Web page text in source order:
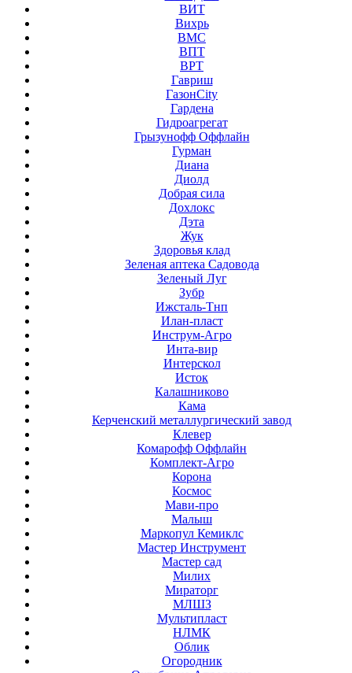
ВИТ
Вихрь
ВМС
ВПТ
ВРТ
Гавриш
ГазонCity
Гардена
Гидроагрегат
Грызунофф Оффлайн
Гурман
Диана
Диолд
Добрая сила
Дохлокс
Дэта
Жук
Здоровья клад
Зеленая аптека Садовода
Зеленый Луг
Зубр
Ижсталь-Тнп
Илан-пласт
Инструм-Агро
Инта-вир
Интерскол
Исток
Калашниково
Кама
Керченский металлургический завод
Клевер
Комарофф Оффлайн
Комплект-Агро
Корона
Космос
Мави-про
Малыш
Маркопул Кемиклс
Мастер Инструмент
Мастер сад
Милих
Мираторг
МЛШЗ
Мультипласт
НЛМК
Облик
Огородник